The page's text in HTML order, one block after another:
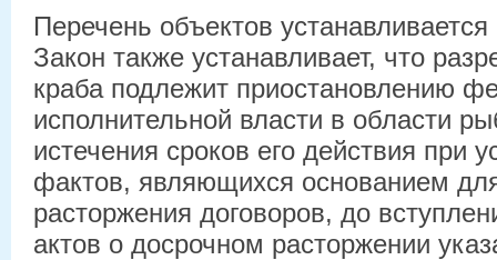
Перечень объектов
Закон также устанавливает, что
краба подлежит приостановлению
исполнительной власти в области
истечения сроков его действия при
фактов, являющихся основанием
расторжения договоров, до
актов о досрочном расторжении